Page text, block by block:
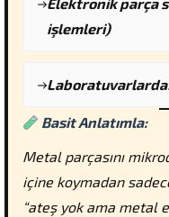
işlemleri)
Laboratuvarlarda
Basit Anlatımla:
Metal parçasını
içine koymadan
“ateş yok ama metal